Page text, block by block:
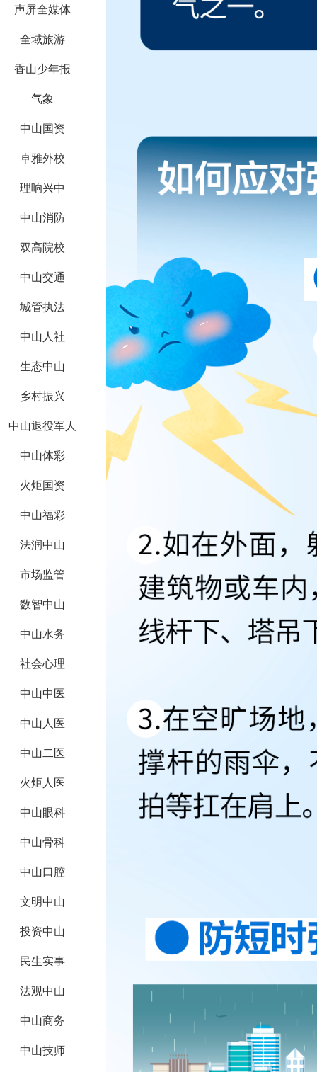
声屏全媒体
全域旅游
香山少年报
气象
中山国资
卓雅外校
理响兴中
中山消防
双高院校
中山交通
城管执法
中山人社
生态中山
乡村振兴
中山退役军人
中山体彩
火炬国资
中山福彩
法润中山
市场监管
数智中山
中山水务
社会心理
中山中医
中山人医
中山二医
火炬人医
中山眼科
中山骨科
中山口腔
文明中山
投资中山
民生实事
法观中山
中山商务
中山技师